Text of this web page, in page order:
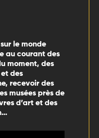
le monde
au courant des
moment, des
des
recevoir des
musées près de
d’art et des